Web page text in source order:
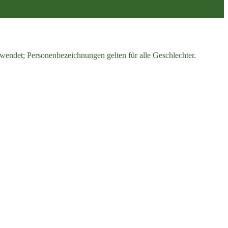
Personenbezeichnungen gelten für alle Geschlechter.